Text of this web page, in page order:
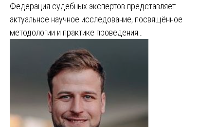
Федерация судебных экспертов представляет
актуальное научное исследование, посвящённое
методологии и практике проведения…